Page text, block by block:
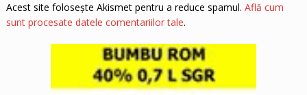
Acest site folosește Akismet pentru a reduce spamul. Află cum
sunt procesate datele comentariilor tale.